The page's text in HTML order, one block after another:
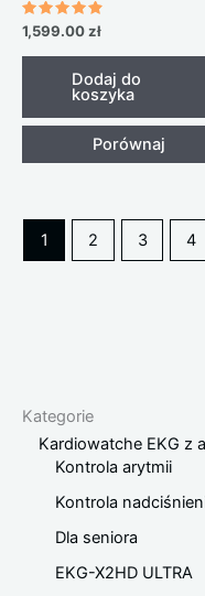
Kategorie
Kardiowatche EKG z
Kontrola arytmii
Kontrola
Dla seniora
EKG-X2HD ULTRA
Oceniono
4.67
na 5
1,599.00zł
Dodaj do
koszyka
Porównaj
1 2 3 4